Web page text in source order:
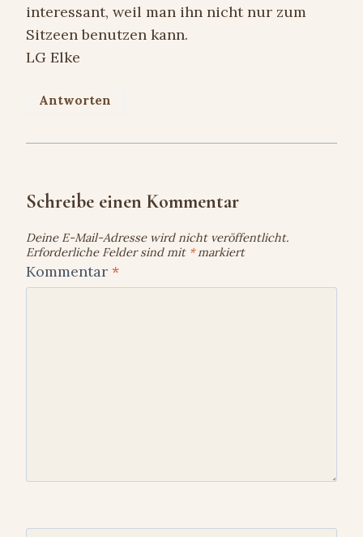
interessant, weil man ihn nicht nur zum
Sitzeen benutzen kann.
LG Elke
Antworten
Schreibe einen Kommentar
Deine E-Mail-Adresse wird nicht veröffentlicht.
Erforderliche Felder sind mit *markiert
Kommentar *